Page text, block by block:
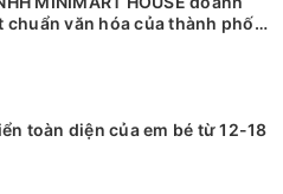
chuẩn văn hóa của thành phố
toàn diện của em bé từ 12-18